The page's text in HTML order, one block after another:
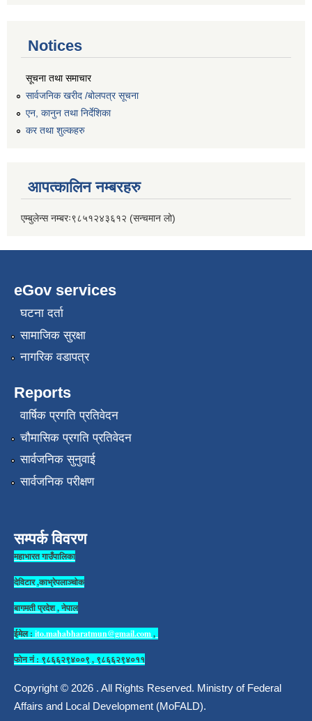
Notices
सूचना तथा समाचार
सार्वजनिक खरीद /बोलपत्र सूचना
एन, कानुन तथा निर्देशिका
कर तथा शुल्कहरु
आपत्कालिन नम्बरहरु
एम्बुलेन्स नम्बरः९८५१२४३६१२ (सन्चमान लो)
eGov services
घटना दर्ता
सामाजिक सुरक्षा
नागरिक वडापत्र
Reports
वार्षिक प्रगति प्रतिवेदन
चौमासिक प्रगति प्रतिवेदन
सार्वजनिक सुनुवाई
सार्वजनिक परीक्षण
सम्पर्क विवरण
महाभारत गाउँपालिका
देविटार ,काभ्रेपलाञ्चोक
बागमती प्रदेश , नेपाल
ईमेल : ito.mahabharatmun@gmail.com,
फोन नं : ९८६६२९४००९ , ९८६६२९४०११
Copyright © 2026 . All Rights Reserved. Ministry of Federal
Affairs and Local Development (MoFALD).